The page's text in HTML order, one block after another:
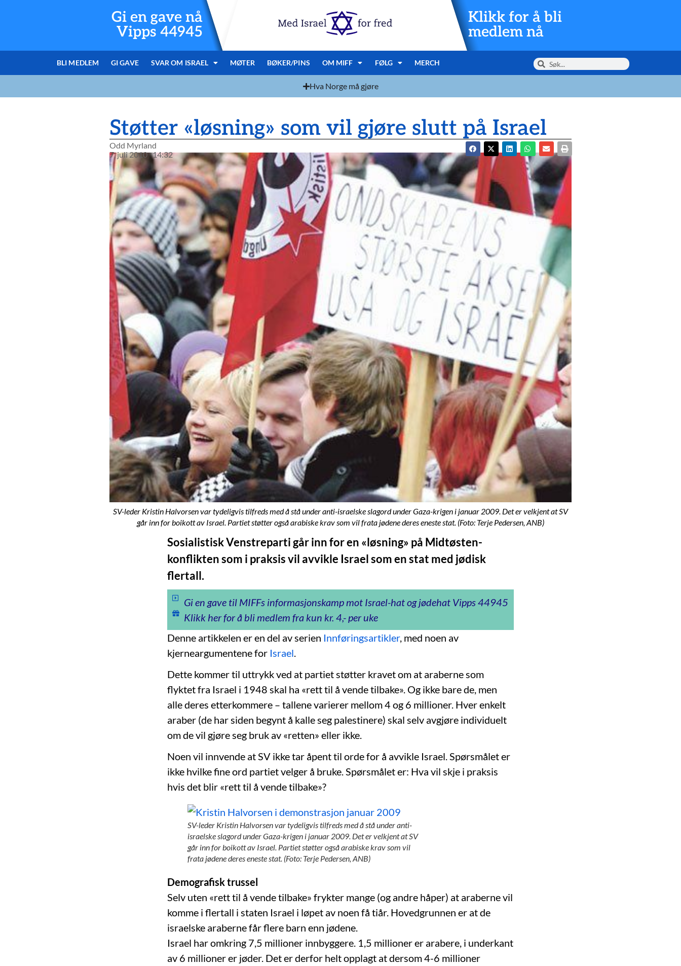
Gi en gave nå
Vipps 44945
Klikk for å bli
medlem nå
BLI MEDLEM GI GAVE SVAR OM ISRAEL MØTER BØKER/PINS OM MIFF FØLG MERCH
Hva Norge må gjøre
Støtter «løsning» som vil gjøre slutt på Israel
Odd Myrland
7. juli 2010 14:32
SV-leder Kristin Halvorsen var tydeligvis tilfreds med å stå under anti-israelske slagord under Gaza-krigen i januar 2009. Det er velkjent at SV
går inn for boikott av Israel. Partiet støtter også arabiske krav som vil frata jødene deres eneste stat. (Foto: Terje Pedersen, ANB)
Sosialistisk Venstreparti går inn for en «løsning» på Midtøsten-
konflikten som i praksis vil avvikle Israel som en stat med jødisk
flertall.
Gi en gave til MIFFs informasjonskamp mot Israel-hat og jødehat Vipps 44945
Klikk her for å bli medlem fra kun kr. 4,- per uke
Denne artikkelen er en del av serien Innføringsartikler, med noen av
kjerneargumentene for Israel.
Dette kommer til uttrykk ved at partiet støtter kravet om at araberne som
flyktet fra Israel i 1948 skal ha «rett til å vende tilbake». Og ikke bare de, men
alle deres etterkommere – tallene varierer mellom 4 og 6 millioner. Hver enkelt
araber (de har siden begynt å kalle seg palestinere) skal selv avgjøre individuelt
om de vil gjøre seg bruk av «retten» eller ikke.
Noen vil innvende at SV ikke tar åpent til orde for å avvikle Israel. Spørsmålet er
ikke hvilke fine ord partiet velger å bruke. Spørsmålet er: Hva vil skje i praksis
hvis det blir «rett til å vende tilbake»?
SV-leder Kristin Halvorsen var tydeligvis tilfreds med å stå under anti-
israelske slagord under Gaza-krigen i januar 2009. Det er velkjent at SV
går inn for boikott av Israel. Partiet støtter også arabiske krav som vil
frata jødene deres eneste stat. (Foto: Terje Pedersen, ANB)
Demografisk trussel
Selv uten «rett til å vende tilbake» frykter mange (og andre håper) at araberne vil
komme i flertall i staten Israel i løpet av noen få tiår. Hovedgrunnen er at de
israelske araberne får flere barn enn jødene.
Israel har omkring 7,5 millioner innbyggere. 1,5 millioner er arabere, i underkant
av 6 millioner er jøder. Det er derfor helt opplagt at dersom 4-6 millioner